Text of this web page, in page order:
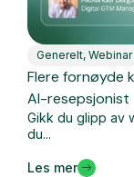
Generelt, Webinar
Flere fornøyde
AI-resepsjonist
Gikk du glipp av
du...
Les mer